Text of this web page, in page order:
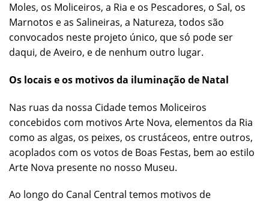
Moles, os Moliceiros, a Ria e os Pescadores, o Sal, os
Marnotos e as Salineiras, a Natureza, todos são
convocados neste projeto único, que só pode ser
daqui, de Aveiro, e de nenhum outro lugar.
Os locais e os motivos da iluminação de Natal
Nas ruas da nossa Cidade temos Moliceiros
concebidos com motivos Arte Nova, elementos da Ria
como as algas, os peixes, os crustáceos, entre outros,
acoplados com os votos de Boas Festas, bem ao estilo
Arte Nova presente no nosso Museu.
Ao longo do Canal Central temos motivos de